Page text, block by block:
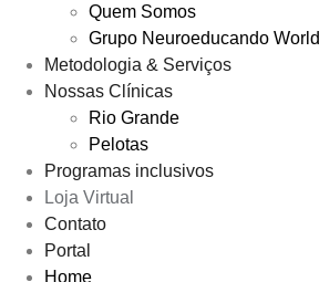
Quem Somos
Grupo Neuroeducando World
Metodologia & Serviços
Nossas Clínicas
Rio Grande
Pelotas
Programas inclusivos
Loja Virtual
Contato
Portal
Home